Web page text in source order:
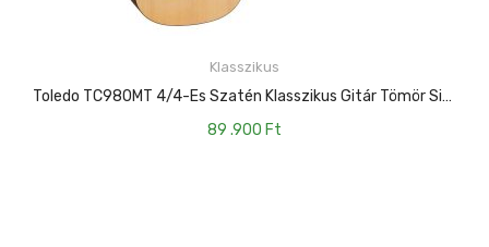
Klasszikus
Toledo TC980MT 4/4-Es Szatén Klasszikus Gitár Tömör Sitka Fenyõ Fedlappal
89 .900 Ft
KOSÁRBA TESZEM